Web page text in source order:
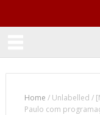
Home /Unlabelled /
Paulo com